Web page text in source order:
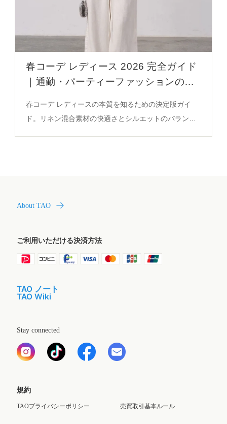
春コーデ レディース 2026 完全ガイド
｜通勤・パーティーファッションの選
春コーデ レディースの本質を知るための決定版ガイ
ド。リネン混合素材の快適さとシルエットのバランス
About TAO
ご利用いただける決済方法
TAO ノート
TAO Wiki
Stay connected
規約
TAOプライバシーポリシー 売買取引基本ルール